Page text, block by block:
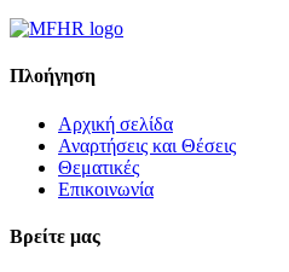
Πλοήγηση
Αρχική σελίδα
Αναρτήσεις και Θέσεις
Θεματικές
Επικοινωνία
Βρείτε μας